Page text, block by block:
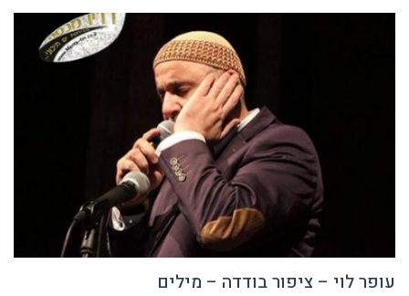
עופר לוי – ציפור בודדה – מילים